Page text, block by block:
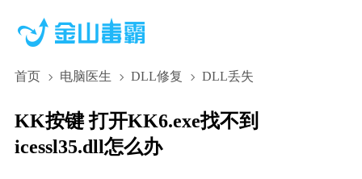
首页 电脑医生 DLL修复 DLL丢失
KK按键 打开KK6.exe找不到
icessl35.dll怎么办